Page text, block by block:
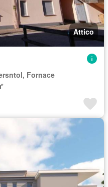
Attico
Fornace